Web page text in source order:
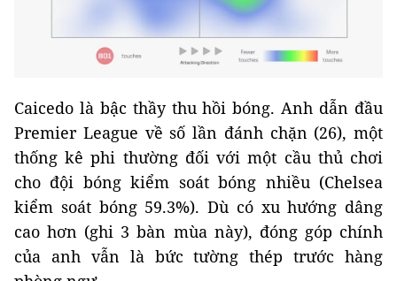
Caicedo là bậc thầy thu hồi bóng. Anh dẫn đầu
Premier League về số lần đánh chặn (26), một
thống kê phi thường đối với một cầu thủ chơi
cho đội bóng kiểm soát bóng nhiều (Chelsea
kiểm soát bóng 59.3%). Dù có xu hướng dâng
cao hơn (ghi 3 bàn mùa này), đóng góp chính
của anh vẫn là bức tường thép trước hàng